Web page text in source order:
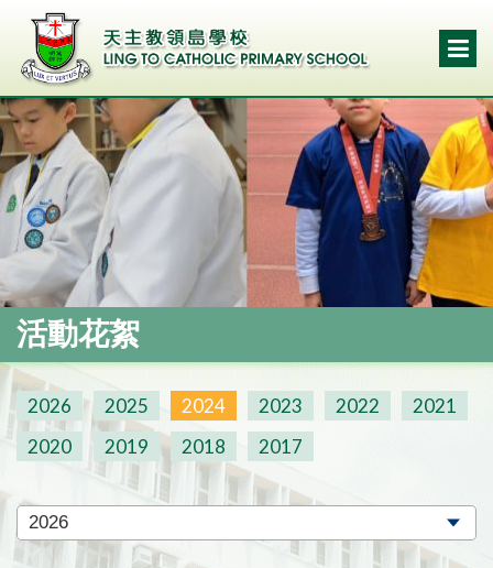
活動花絮
2026 2025 2024 2023 2022
2021
2020
2019 2018 2017